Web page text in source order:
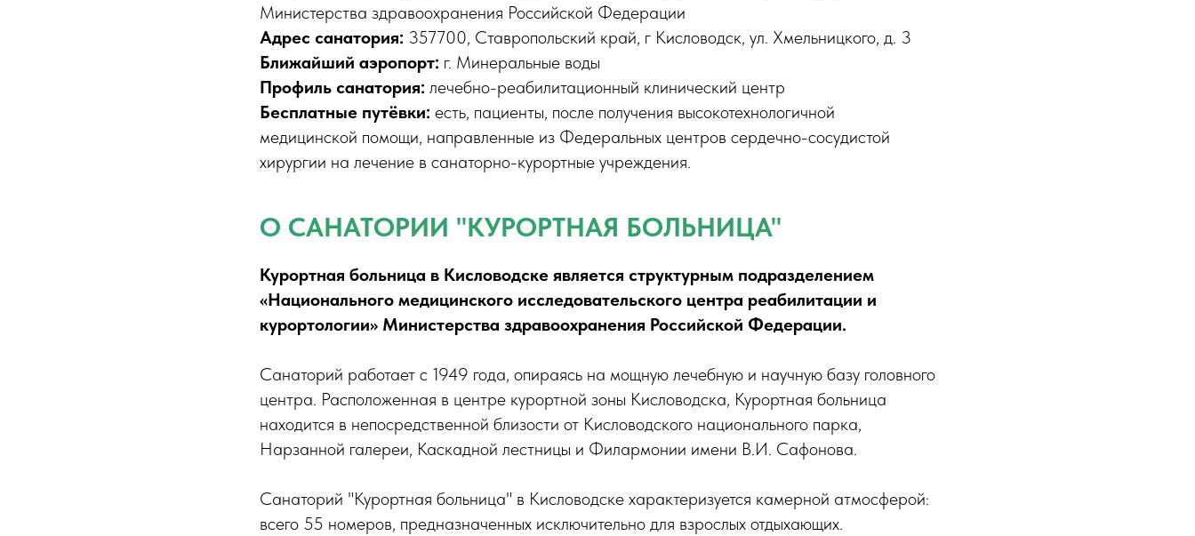
Министерства здравоохранения Российской Федерации
Адрес санатория: 357700, Ставропольский край, г Кисловодск, ул. Хмельницкого, д. 3
Ближайший аэропорт: г. Минеральные воды
Профиль санатория: лечебно-реабилитационный клинический центр
Бесплатные путёвки: есть, пациенты, после получения высокотехнологичной
медицинской помощи, направленные из Федеральных центров сердечно-сосудистой
хирургии на лечение в санаторно-курортные учреждения.
О САНАТОРИИ "КУРОРТНАЯ БОЛЬНИЦА"
Курортная больница в Кисловодске является структурным подразделением
«Национального медицинского исследовательского центра реабилитации и
курортологии» Министерства здравоохранения Российской Федерации.
Санаторий работает с 1949 года, опираясь на мощную лечебную и научную базу головного
центра. Расположенная в центре курортной зоны Кисловодска, Курортная больница
находится в непосредственной близости от Кисловодского национального парка,
Нарзанной галереи, Каскадной лестницы и Филармонии имени В.И. Сафонова.
Санаторий "Курортная больница" в Кисловодске характеризуется камерной атмосферой:
всего 55 номеров, предназначенных исключительно для взрослых отдыхающих.